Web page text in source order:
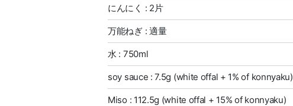
にんにく : 2片
万能ねぎ : 適量
水 : 750ml
soy sauce : 7.5g (white offal + 1% of konnyaku)
Miso : 112.5g (white offal + 15% of konnyaku)